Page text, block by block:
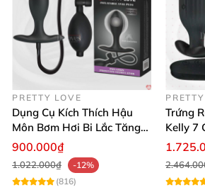
PRETTY LOVE
Dụng Cụ Kích Thích Hậu
Môn Bơm Hơi Bi Lắc Tăng
Khoái Cảm
900.000₫
1.022.000₫
-12%
(816)
Trứng
Kelly 7
Mạnh